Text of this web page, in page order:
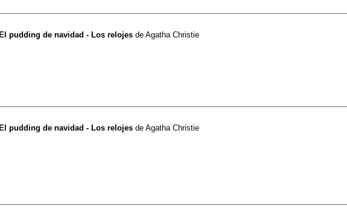
pudding de navidad - Los relojes de Agatha Christie
pudding de navidad - Los relojes de Agatha Christie